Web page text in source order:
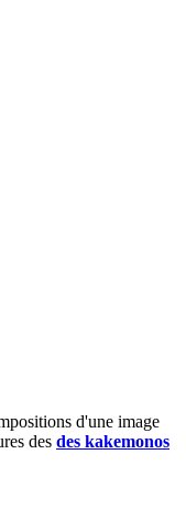
d'une image
des des kakemonos